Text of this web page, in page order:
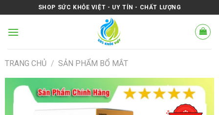
to
content
SHOP SỨC KHỎE VIỆT - UY TÍN - CHẤT LƯỢNG
TRANG CHỦ / SẢN PHẨM BỔ MẮT